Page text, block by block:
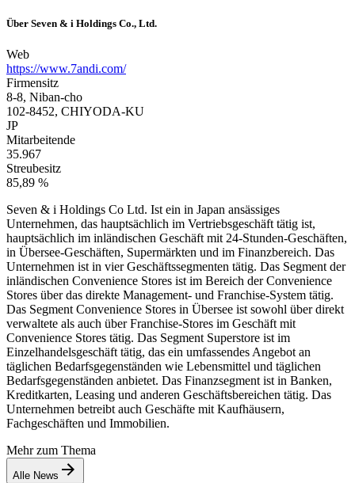
Über Seven & i Holdings Co., Ltd.
Web
https://www.7andi.com/
Firmensitz
8-8, Niban-cho
102-8452, CHIYODA-KU
JP
Mitarbeitende
35.967
Streubesitz
85,89 %
Seven & i Holdings Co Ltd. Ist ein in Japan ansässiges
Unternehmen, das hauptsächlich im Vertriebsgeschäft tätig ist,
hauptsächlich im inländischen Geschäft mit 24-Stunden-Geschäften,
in Übersee-Geschäften, Supermärkten und im Finanzbereich. Das
Unternehmen ist in vier Geschäftssegmenten tätig. Das Segment der
inländischen Convenience Stores ist im Bereich der Convenience
Stores über das direkte Management- und Franchise-System tätig.
Das Segment Convenience Stores in Übersee ist sowohl über direkt
verwaltete als auch über Franchise-Stores im Geschäft mit
Convenience Stores tätig. Das Segment Superstore ist im
Einzelhandelsgeschäft tätig, das ein umfassendes Angebot an
täglichen Bedarfsgegenständen wie Lebensmittel und täglichen
Bedarfsgegenständen anbietet. Das Finanzsegment ist in Banken,
Kreditkarten, Leasing und anderen Geschäftsbereichen tätig. Das
Unternehmen betreibt auch Geschäfte mit Kaufhäusern,
Fachgeschäften und Immobilien.
Mehr zum Thema
Alle News